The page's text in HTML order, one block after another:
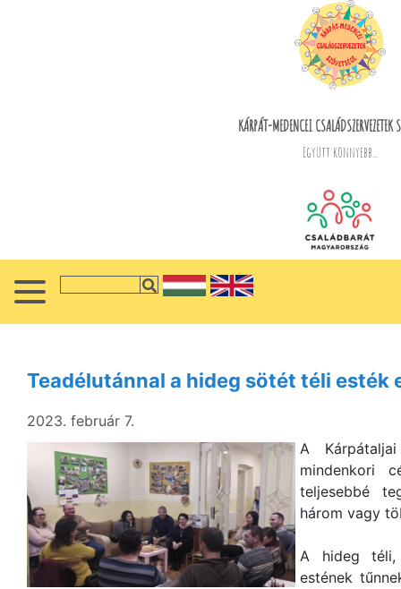
KÁRPÁT-MEDENCEI CSALÁDSZERVEZETEK
Együtt könnyebb...
Teadélutánnal a hideg sötét téli esték
2023. február 7.
A
mindenkori
teljesebbé
három vagy
A hideg téli,
estének